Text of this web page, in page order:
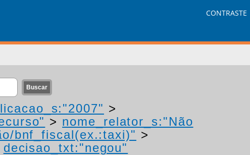
CONTRASTE
>
> nome_relator_s:"Não
bnf_fiscal(ex.:taxi)" >
decisao_txt:"negou"